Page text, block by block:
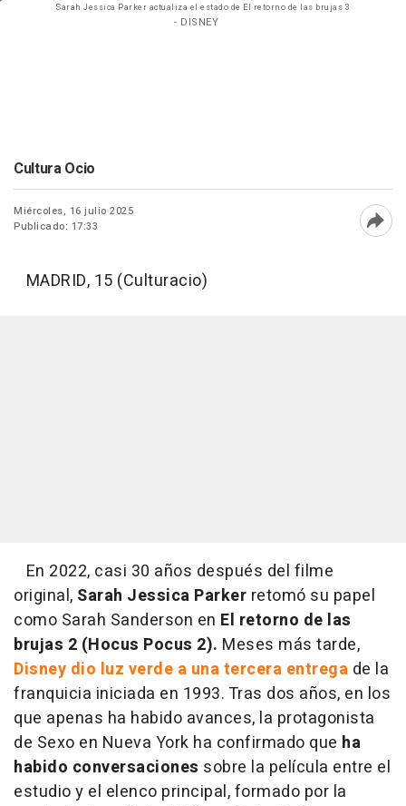
Sarah Jessica Parker actualiza el estado de El retorno de las brujas 3
- DISNEY
Cultura Ocio
Miércoles, 16 julio 2025
Publicado: 17:33
MADRID, 15 (Culturacio)
En 2022, casi 30 años después del filme
original, Sarah Jessica Parker retomó su papel
como Sarah Sanderson en El retorno de las
brujas 2 (Hocus Pocus 2). Meses más tarde,
Disney dio luz verde a una tercera entrega de la
franquicia iniciada en 1993. Tras dos años, en los
que apenas ha habido avances, la protagonista
de Sexo en Nueva York ha confirmado que ha
habido conversaciones sobre la película entre el
estudio y el elenco principal, formado por la